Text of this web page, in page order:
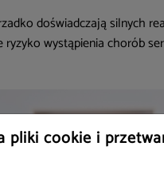
doświadczają silnych
ryzyko wystąpienia chorób
pliki cookie i